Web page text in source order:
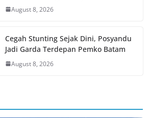
August 8, 2026
Cegah Stunting Sejak Dini, Posyandu
Jadi Garda Terdepan Pemko Batam
August 8, 2026